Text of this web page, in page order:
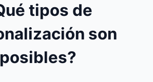
tipos de
son
posibles?